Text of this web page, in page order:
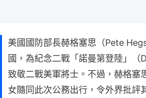
美國國防部長赫格塞思（Pete
國，為紀念二戰「諾曼第登陸」（
致敬二戰美軍將士。不過，赫格塞
女隨同此次公務出行，令外界批評